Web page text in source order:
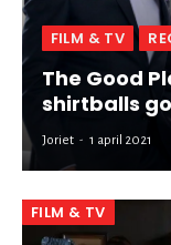
FILM & TV
The Good
shirtballs
Joriet 1 april 2021
FILM & TV